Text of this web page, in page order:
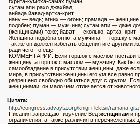
сутам апи рахо джахйад
анйада йавад-артха-крит
нану — ведь; агних — огонь; прамада —
подобен; пуман — мужчина; сутам апи — даже
(женщинами) тоже; йават — сколько; артха- крит
Женщина подобна огню, а мужчина — горшку с
так же он должен избегать общения и с другими
ради чего-то еще.
КОММЕНТАРИЙ: Если горшок с маслом
женщину, а горшок с маслом — мужчину. Как бы
самообладание в присутствии женщины, даже
мира, в присутствии женщины его ум все равно
разрешено свободно общаться друг с другом.
женщинами, он мало чем отличается от
Цитата:
http://congress.advayta.org/knigi-i-lektsii/ramana-
Писания запрещают изучение Вед женщинами
ограничения, а также различия в